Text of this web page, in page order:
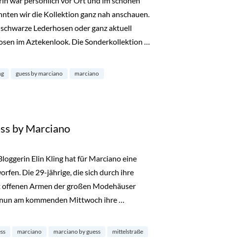
wir die Kollektion ganz nah anschauen.
Lederhosen oder ganz aktuell
im Aztekenlook. Die Sonderkollektion …
im APROPOS – The Concept Store Köln“
guess by marciano marciano
by Marciano
Elin Kling hat für Marciano eine
Die 29-jährige, die sich durch ihre
Armen der großen Modehäuser
am kommenden Mittwoch ihre …
marciano marciano by guess
mittelstraße